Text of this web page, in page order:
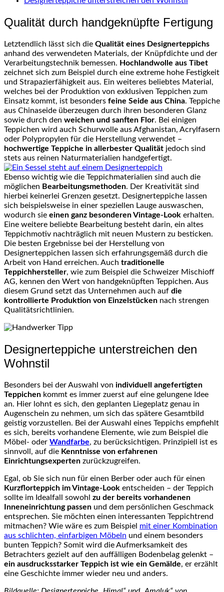
Qualität durch handgeknüpfte Fertigung
Letztendlich lässt sich die Qualität eines Designerteppichs
anhand des verwendeten Materials, der Knüpfdichte und der
Verarbeitungstechnik bemessen. Hochlandwolle aus Tibet
zeichnet sich zum Beispiel durch eine extreme hohe Festigkeit
und Strapazierfähigkeit aus. Ein weiteres beliebtes Material,
welches bei der Produktion von exklusiven Teppichen zum
Einsatz kommt, ist besonders feine Seide aus China. Teppiche
aus Chinaseide überzeugen durch ihren besonderen Glanz
sowie durch den weichen und sanften Flor. Bei einigen
Teppichen wird auch Schurwolle aus Afghanistan, Acrylfasern
oder Polypropylen für die Herstellung verwendet –
hochwertige Teppiche in allerbester Qualität jedoch sind
stets aus reinen Naturmaterialien handgefertigt.
Ebenso wichtig wie die Teppichmaterialien sind auch die
möglichen Bearbeitungsmethoden. Der Kreativität sind
hierbei keinerlei Grenzen gesetzt. Designerteppiche lassen
sich beispielsweise in einer speziellen Lauge auswaschen,
wodurch sie einen ganz besonderen Vintage-Look erhalten.
Eine weitere beliebte Bearbeitung besteht darin, ein altes
Teppichmotiv nachträglich mit neuen Mustern zu besticken.
Die besten Ergebnisse bei der Herstellung von
Designerteppichen lassen sich erfahrungsgemäß durch die
Arbeit von Hand erreichen. Auch traditionelle
Teppichhersteller, wie zum Beispiel die Schweizer Mischioff
AG, kennen den Wert von handgeknüpften Teppichen. Aus
diesem Grund setzt das Unternehmen auch auf die
kontrollierte Produktion von Einzelstücken nach strengen
Qualitätsrichtlinien.
Designerteppiche unterstreichen den
Wohnstil
Besonders bei der Auswahl von individuell angefertigten
Teppichen kommt es immer zuerst auf eine gelungene Idee
an. Hier lohnt es sich, den geplanten Liegeplatz genau in
Augenschein zu nehmen, um sich das spätere Gesamtbild
geistig vorzustellen. Bei der Auswahl eines Teppichs empfiehlt
es sich, bereits vorhandene Elemente, wie zum Beispiel die
Möbel- oder Wandfarbe, zu berücksichtigen. Prinzipiell ist es
sinnvoll, auf die Kenntnisse von erfahrenen
Einrichtungsexperten zurückzugreifen.
Egal, ob Sie sich nun für einen Berber oder auch für einen
Kurzflorteppich im Vintage-Look entscheiden – der Teppich
sollte im Idealfall sowohl zu der bereits vorhandenen
Inneneinrichtung passen und dem persönlichen Geschmack
entsprechen. Sie möchten einen interessanten Teppichtrend
mitmachen? Wie wäre es zum Beispiel mit einer Kombination
aus schlichten, einfarbigen Möbeln und einem besonders
bunten Teppich? Somit wird die Aufmerksamkeit des
Betrachters gezielt auf den auffälligen Bodenbelag gelenkt –
ein ausdrucksstarker Teppich ist wie ein Gemälde, er erzählt
eine Geschichte immer wieder neu und anders.